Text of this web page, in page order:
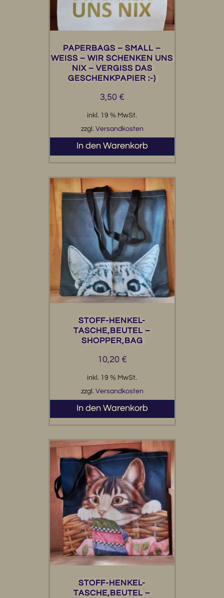
PAPERBAGS – SMALL –
WEISS – WIR SCHENKEN UNS
NIX – VERGISS DAS
GESCHENKPAPIER :-)
3,50 €
inkl. 19 % MwSt.
zzgl. Versandkosten
In den Warenkorb
STOFF-HENKEL-
TASCHE,BEUTEL –
SHOPPER,BAG
10,20 €
inkl. 19 % MwSt.
zzgl. Versandkosten
In den Warenkorb
STOFF-HENKEL-
TASCHE,BEUTEL –